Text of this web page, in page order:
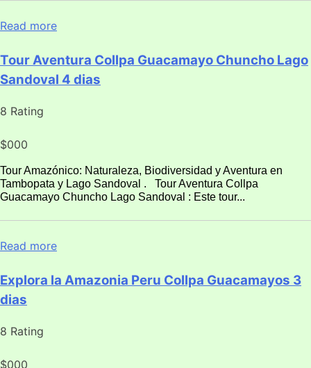
Read more
Tour Aventura Collpa Guacamayo Chuncho Lago
Sandoval 4 dias
8 Rating
$000
Tour Amazónico: Naturaleza, Biodiversidad y Aventura en
Tambopata y Lago Sandoval . Tour Aventura Collpa
Guacamayo Chuncho Lago Sandoval : Este tour...
Read more
Explora la Amazonia Peru Collpa Guacamayos 3
dias
8 Rating
$000